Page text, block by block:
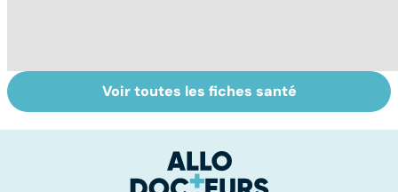
HPV : tout savoir
sur les
Vivre après un
cancer
Voir toutes les fiches santé